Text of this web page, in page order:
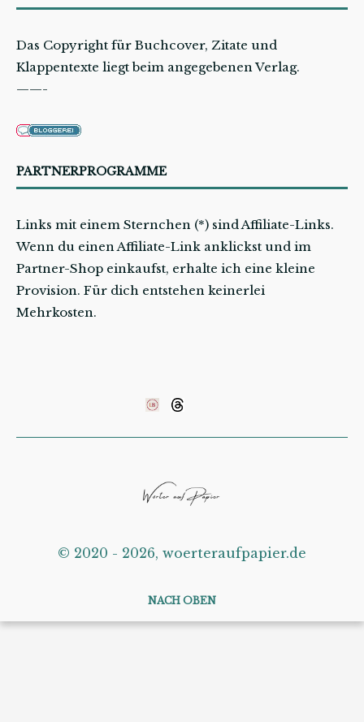
Das Copyright für Buchcover, Zitate und
Klappentexte liegt beim angegebenen Verlag.
——-
PARTNERPROGRAMME
Links mit einem Sternchen (*) sind Affiliate-Links.
Wenn du einen Affiliate-Link anklickst und im
Partner-Shop einkaufst, erhalte ich eine kleine
Provision. Für dich entstehen keinerlei
Mehrkosten.
©️ 2020 - 2026, woerteraufpapier.de
NACH OBEN